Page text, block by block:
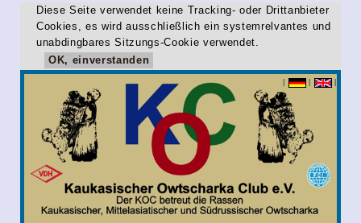
Diese Seite verwendet keine Tracking- oder Drittanbieter
Cookies, es wird ausschließlich ein systemrelvantes und
unabdingbares Sitzungs-Cookie verwendet.
OK, einverstanden